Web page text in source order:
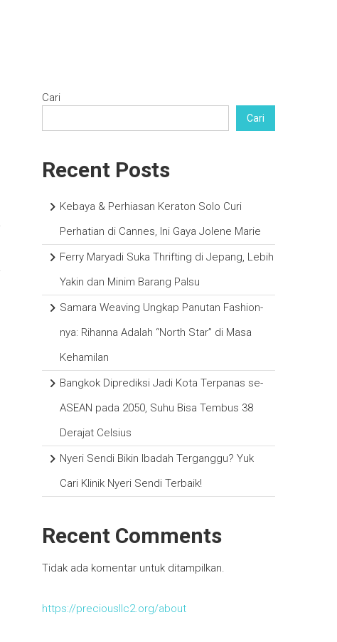
Cari
Cari
Recent Posts
Kebaya & Perhiasan Keraton Solo Curi
Perhatian di Cannes, Ini Gaya Jolene Marie
Ferry Maryadi Suka Thrifting di Jepang, Lebih
Yakin dan Minim Barang Palsu
Samara Weaving Ungkap Panutan Fashion-
nya: Rihanna Adalah “North Star” di Masa
Kehamilan
Bangkok Diprediksi Jadi Kota Terpanas se-
ASEAN pada 2050, Suhu Bisa Tembus 38
Derajat Celsius
Nyeri Sendi Bikin Ibadah Terganggu? Yuk
Cari Klinik Nyeri Sendi Terbaik!
Recent Comments
Tidak ada komentar untuk ditampilkan.
https://preciousllc2.org/about